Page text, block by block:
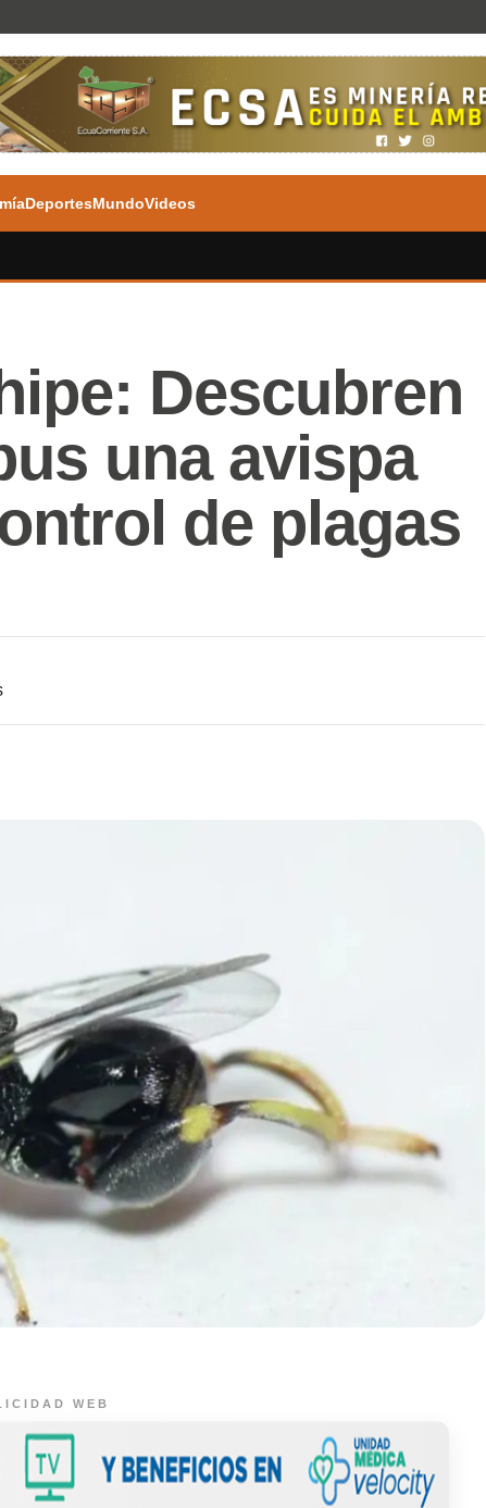
DeportesMundoVideos
Descubren
una avispa
de plagas
WEB